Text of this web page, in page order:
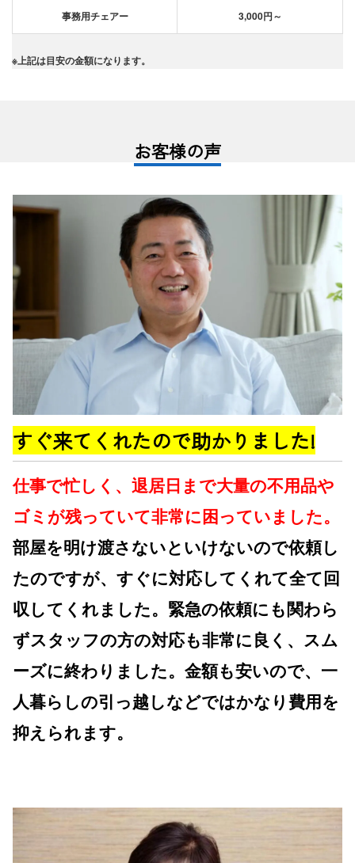
事務用チェアー 3,000円～
※上記は目安の金額になります。
お客様の声
すぐ来てくれたので助かりました!
仕事で忙しく、退居日まで大量の不用品や
ゴミが残っていて非常に困っていました。
部屋を明け渡さないといけないので依頼し
たのですが、すぐに対応してくれて全て回
収してくれました。緊急の依頼にも関わら
ずスタッフの方の対応も非常に良く、スム
ーズに終わりました。金額も安いので、一
人暮らしの引っ越しなどではかなり費用を
抑えられます。